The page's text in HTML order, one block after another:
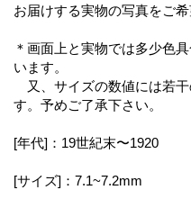
お届けする実物の写真をご
＊画面上と実物では多少色
います。
又、サイズの数値には若
す。予めご了承下さい。
[年代]：19世紀末〜1920
[サイズ]：7.1~7.2mm